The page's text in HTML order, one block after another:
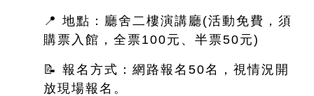
📍 地點：廳舍二樓演講廳(活動免費，須
購票入館，全票100元、半票50元)
📝 報名方式：網路報名50名，視情況開
放現場報名。